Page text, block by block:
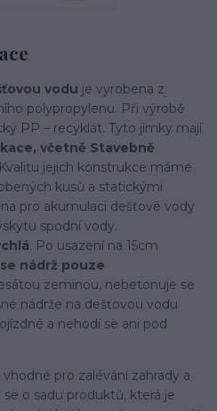
vodu je vyrobena z
polypropylenu. Při výrobě
PP – recyklát. Tyto jímky mají
včetně Stavebně
Kvalitu jejich konstrukce máme
kusů a statickými
pro akumulaci dešťové vody
spodní vody.
. Po usazení na 15cm
se nádrž pouze
zeminou, nebetonuje se
nádrže na dešťovou vodu
a nehodí se ani pod
pro zalévání zahrady a
o sadu produktů, která je